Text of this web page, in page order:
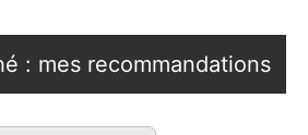
: mes recommandations